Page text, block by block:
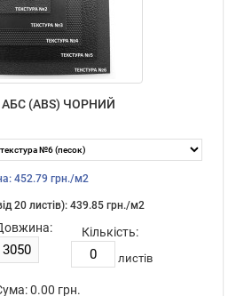
(ABS) ЧОРНИЙ
452.79 грн./м2
20 листiв): 439.85 грн./м2
Кількість:
листiв
0.00 грн.